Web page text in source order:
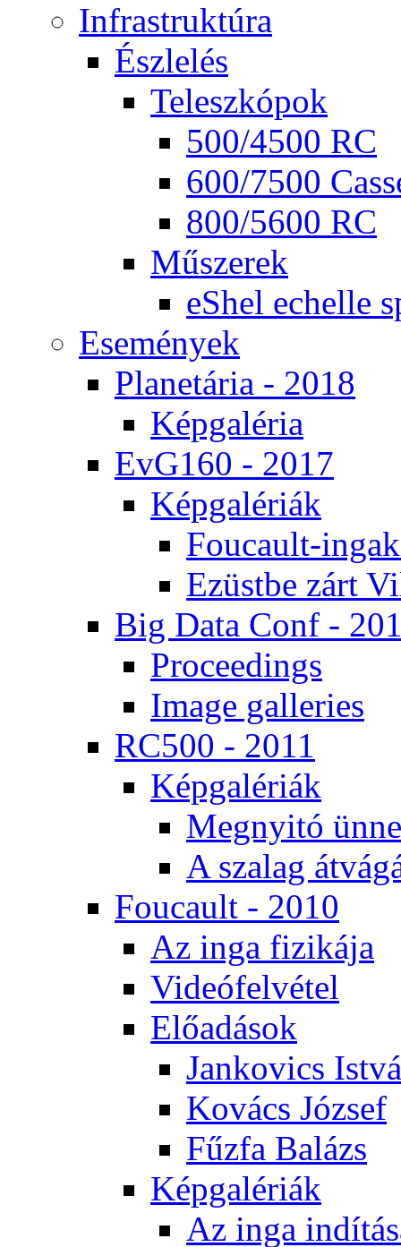
Inf­ra­struk­tú­ra
Ész­le­lés
Te­lesz­kó­pok
500/4500 RC
600/7500
800/5600 RC
Mű­sze­rek
eS­hel echel­le
Ese­mé­nyek
Pla­ne­tá­ria - 2018
Kép­ga­lé­ria
EvG160 - 2017
Kép­ga­lé­ri­ák
Fo­u­ca­ult-
Ezüst­be zárt
Big Da­ta Conf -
Pro­ce­e­dings
Image gal­le­ri­es
RC500 - 2011
Kép­ga­lé­ri­ák
Meg­nyi­tó
A sza­lag
Fo­u­ca­ult - 2010
Az in­ga fi­zi­ká­ja
Vi­de­ó­fel­vé­tel
Elő­adá­sok
Jan­ko­vics
Ko­vács Jó­zsef
Fűz­fa Ba­lázs
Kép­ga­lé­ri­ák
Az in­ga